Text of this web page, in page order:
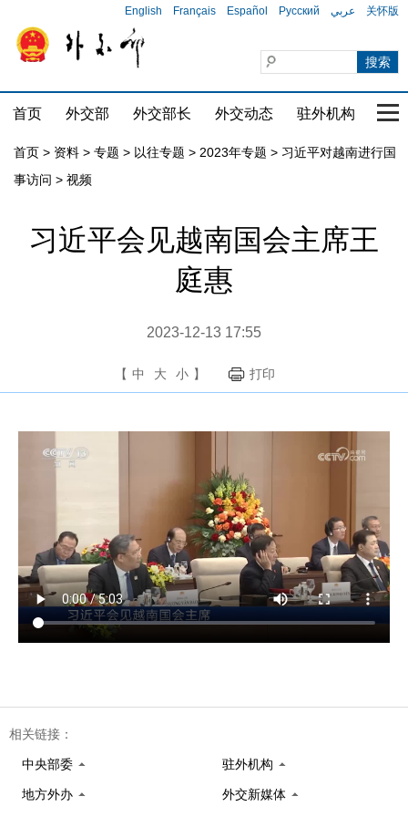
English Français Español Русский عربي 关怀版
首页 外交部 外交部长 外交动态 驻外机构 国
首页 > 资料 > 专题 > 以往专题 > 2023年专题 > 习近平对越南进行国
事访问 > 视频
习近平会见越南国会主席王
庭惠
2023-12-13 17:55
【 中 大 小 】 打印
相关链接：
中央部委 驻外机构
地方外办 外交新媒体